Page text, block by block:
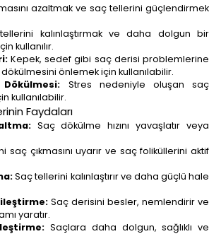
azaltmak ve saç tellerini güçlendirmek
kalınlaştırmak ve daha dolgun bir
kullanılır.
Kepek, sedef gibi saç derisi problemlerine
önlemek için kullanılabilir.
Stres nedeniyle oluşan saç
kullanılabilir.
Faydaları
Saç dökülme hızını yavaşlatır veya
saç çıkmasını uyarır ve saç foliküllerini aktif
Saç tellerini kalınlaştırır ve daha güçlü hale
Saç derisini besler, nemlendirir ve
yaratır.
Saçlara daha dolgun, sağlıklı ve